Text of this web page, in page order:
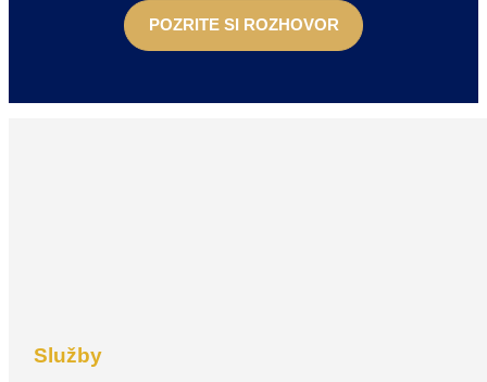
POZRITE SI ROZHOVOR
Služby